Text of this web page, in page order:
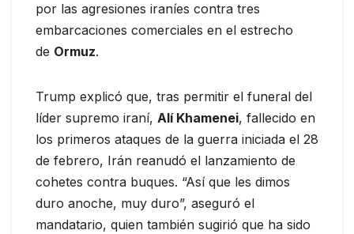
por las agresiones iraníes contra tres
embarcaciones comerciales en el estrecho
de Ormuz.
Trump explicó que, tras permitir el funeral del
líder supremo iraní, Alí Khamenei, fallecido en
los primeros ataques de la guerra iniciada el 28
de febrero, Irán reanudó el lanzamiento de
cohetes contra buques. “Así que les dimos
duro anoche, muy duro”, aseguró el
mandatario, quien también sugirió que ha sido